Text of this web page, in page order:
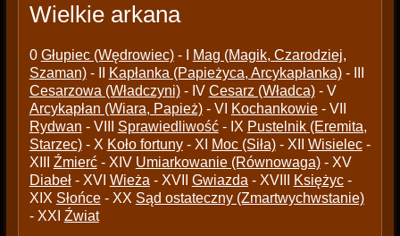
Wielkie arkana
0 Głupiec (Wędrowiec)- I
Mag (Magik, Czarodziej,
Szaman)- II Kapłanka (Papieżyca, Arcykapłanka)- III
Cesarzowa (Władczyni)- IV Cesarz (Władca)- V
Arcykapłan (Wiara, Papież)- VI Kochankowie- VII
Rydwan - VIII Sprawiedliwość- IX Pustelnik (Eremita,
Starzec)- X Koło fortuny- XI Moc (Siła)- XII Wisielec-
XIII Źmierć- XIV Umiarkowanie (Równowaga)- XV
Diabeł- XVI Wieża - XVII Gwiazda - XVIII Księżyc-
XIX Słońce- XX Sąd ostateczny (Zmartwychwstanie)
- XXI Źwiat